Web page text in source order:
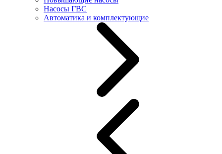
Насосы ГВС
Автоматика и комплектующие